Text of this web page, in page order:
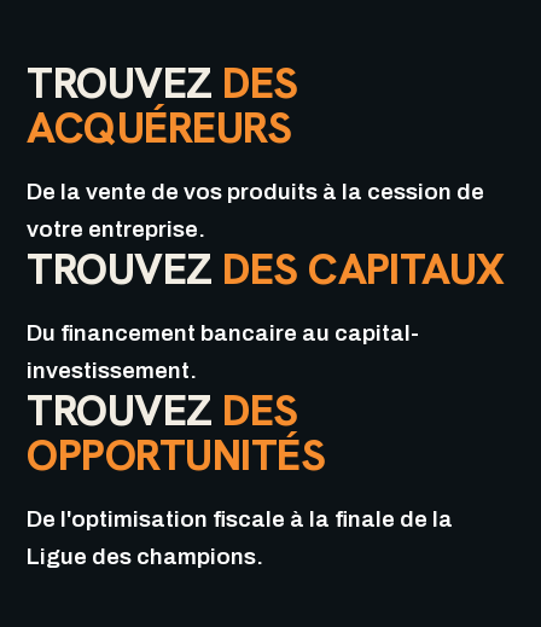
TROUVEZ DES
ACQUÉREURS
De la vente de vos produits à la cession de
votre entreprise.
TROUVEZ DES CAPITAUX
Du financement bancaire au capital-
investissement.
TROUVEZ DES
OPPORTUNITÉS
De l'optimisation fiscale à la finale de la
Ligue des champions.